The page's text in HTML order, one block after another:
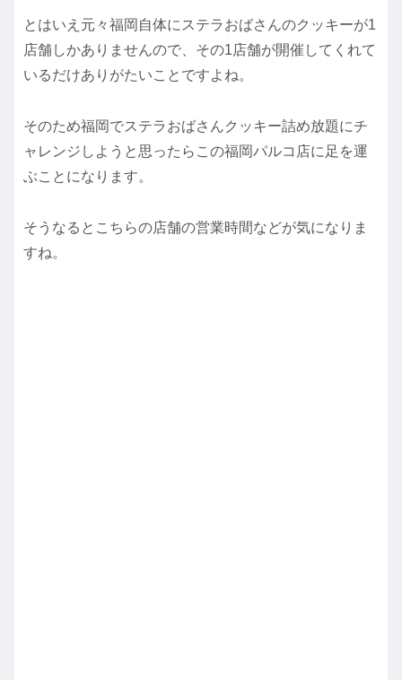
とはいえ元々福岡自体にステラおばさんのクッキーが1
店舗しかありませんので、その1店舗が開催してくれて
いるだけありがたいことですよね。
そのため福岡でステラおばさんクッキー詰め放題にチ
ャレンジしようと思ったらこの福岡パルコ店に足を運
ぶことになります。
そうなるとこちらの店舗の営業時間などが気になりま
すね。